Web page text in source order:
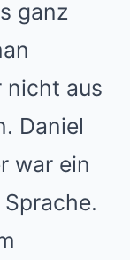
ganz
nicht aus
Daniel
war ein